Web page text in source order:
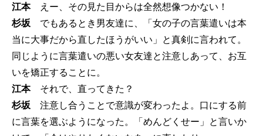
江本えー、その見た目からは全然想像つかない！
杉坂 でもあるとき男友達に、「女の子の言葉遣いは本
当に大事だから直したほうがいい」と真剣に言われて。
同じように言葉遣いの悪い女友達と注意しあって、お互
いを矯正することに。
江本それで、直ってきた？
杉坂 注意し合うことで意識が変わったよ。口にする前
に言葉を選ぶようになった。「めんどくせー」と言いか